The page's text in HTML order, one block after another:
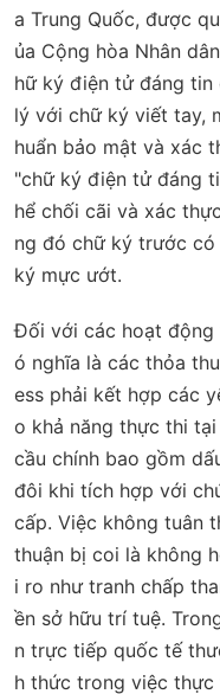
a Trung Quốc, được
ủa Cộng hòa Nhân
hữ ký điện tử đáng
lý với chữ ký viết tay,
huẩn bảo mật và xác
"chữ ký điện tử đáng
hể chối cãi và xác
ng đó chữ ký trước
ký mực ướt.
Đối với các hoạt động
ó nghĩa là các thỏa
ess phải kết hợp các
o khả năng thực thi
cầu chính bao gồm
đôi khi tích hợp với
cấp. Việc không tuân
thuận bị coi là không
i ro như tranh chấp
ền sở hữu trí tuệ.
n trực tiếp quốc tế
h thức trong việc thực